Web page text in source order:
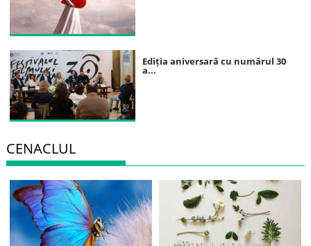
Ediția aniversară cu numărul 30
a...
CENACLUL